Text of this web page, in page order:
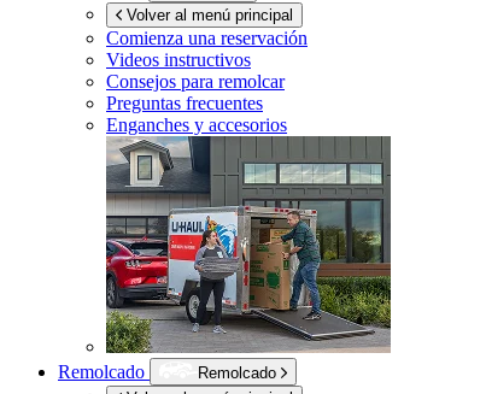
Volver al menú principal
Comienza una reservación
Videos instructivos
Consejos para remolcar
Preguntas frecuentes
Enganches y accesorios
Remolcado
Remolcado